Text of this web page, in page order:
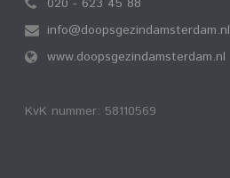
020 - 623 45 88
info@doopsgezindamsterdam.nl
www.doopsgezindamsterdam.nl
KvK nummer: 58110569